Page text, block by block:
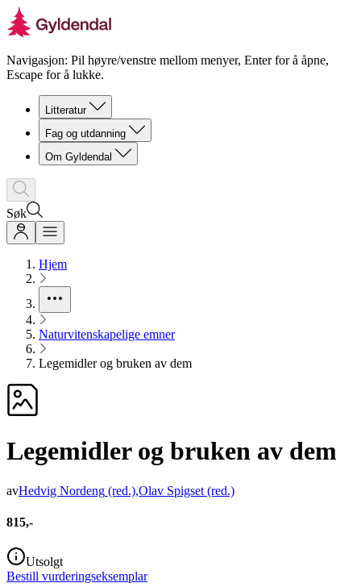
Navigasjon: Pil høyre/venstre mellom menyer, Enter for å åpne,
Escape for å lukke.
Litteratur
Fag og utdanning
Om Gyldendal
Søk
Hjem
Naturvitenskapelige emner
Legemidler og bruken av dem
Legemidler og bruken av dem
avHedvig Nordeng (red.),Olav Spigset (red.)
815,-
Utsolgt
Bestill vurderingseksemplar